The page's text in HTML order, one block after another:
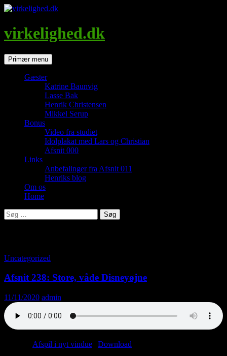
Hop
indhold
virkelighed.dk
SøgPrimær menu
Gæster
Katrine Baunvig
Lasse Bak
Henrik Christensen
Mikkel Serup
Bonus
Video fra studiet
Idolplakat med Lars og Christian
Afsnit 000
Links
Anbefalinger fra Afsnit 011
Henriks blog
Om os
Home
Søg
efter:
Uncategorized
Afsnit 238: Store, våde Disneyøjne
11/11/2020 admin
Afspil i nyt vindue Download